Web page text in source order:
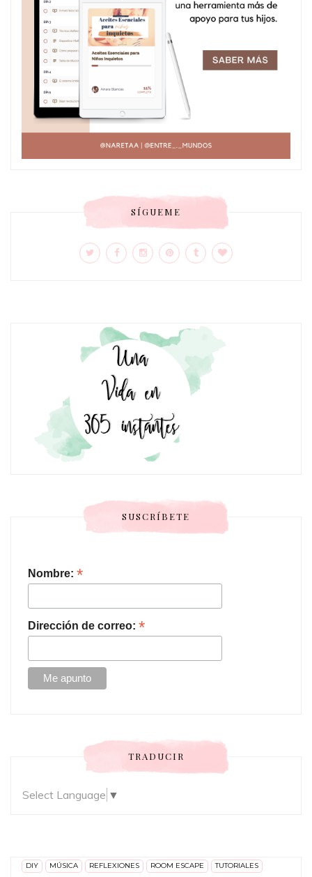
SÍGUEME
SUSCRÍBETE
Nombre: *
Dirección de correo: *
TRADUCIR
Select Language ▼
DIY MÚSICA REFLEXIONES ROOM ESCAPE TUTORIALES